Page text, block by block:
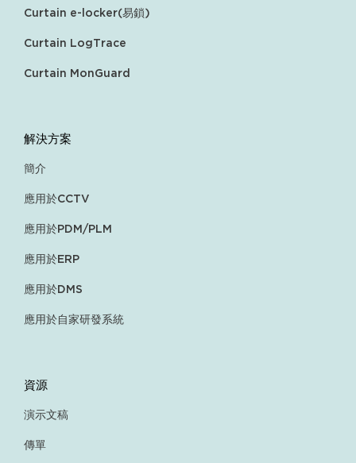
Curtain e-locker(易鎖)
Curtain LogTrace
Curtain MonGuard
解決方案
簡介
應用於CCTV
應用於PDM/PLM
應用於ERP
應用於DMS
應用於自家研發系統
資源
演示文稿
傳單